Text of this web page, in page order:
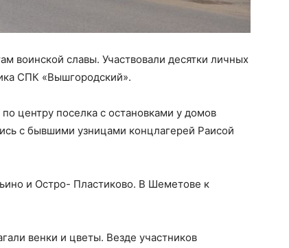
воинской славы. Участвовали десятки личных
СПК «Вышгородский».
центру поселка с остановками у домов
с бывшими узницами концлагерей Раисой
и Остро- Пластиково. В Шеметове к
венки и цветы. Везде участников